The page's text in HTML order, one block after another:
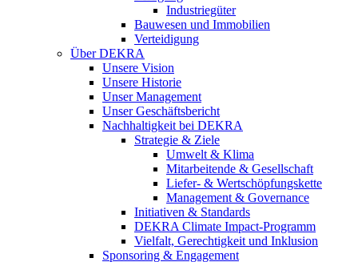
Industriegüter
Bauwesen und Immobilien
Verteidigung
Über DEKRA
Unsere Vision
Unsere Historie
Unser Management
Unser Geschäftsbericht
Nachhaltigkeit bei DEKRA
Strategie & Ziele
Umwelt & Klima
Mitarbeitende & Gesellschaft
Liefer- & Wertschöpfungskette
Management & Governance
Initiativen & Standards
DEKRA Climate Impact-Programm
Vielfalt, Gerechtigkeit und Inklusion​
Sponsoring & Engagement